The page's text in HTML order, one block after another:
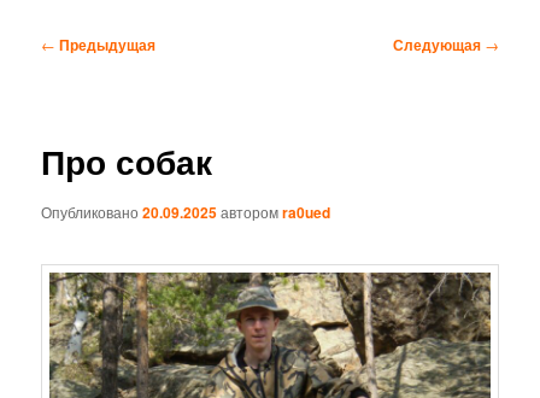
Навигация
← Предыдущая Следующая →
Про собак
Опубликовано20.09.2025авторомra0ued